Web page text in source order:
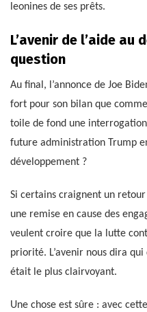
leonines de ses prêts.
L’avenir de l’aide au
question
Au final, l’annonce de Joe
fort pour son bilan que
toile de fond une
future administration Trump
développement ?
Si certains craignent un
une remise en cause des
veulent croire que la lutte
priorité. L’avenir nous dira
était le plus clairvoyant.
Une chose est sûre : avec